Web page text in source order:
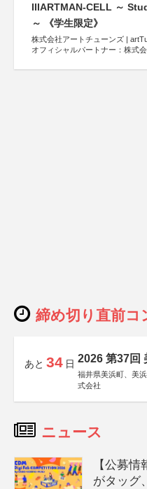
IIIARTMAN-CELL ～
～ 《学生限定》
株式会社アートチューンズ |
オフィシャルパートナー：株式
締め切り直前コ
あと 34 日 2026 第37回
福井県美浜町、美
式会社
ニュース
【公募
がタッグ